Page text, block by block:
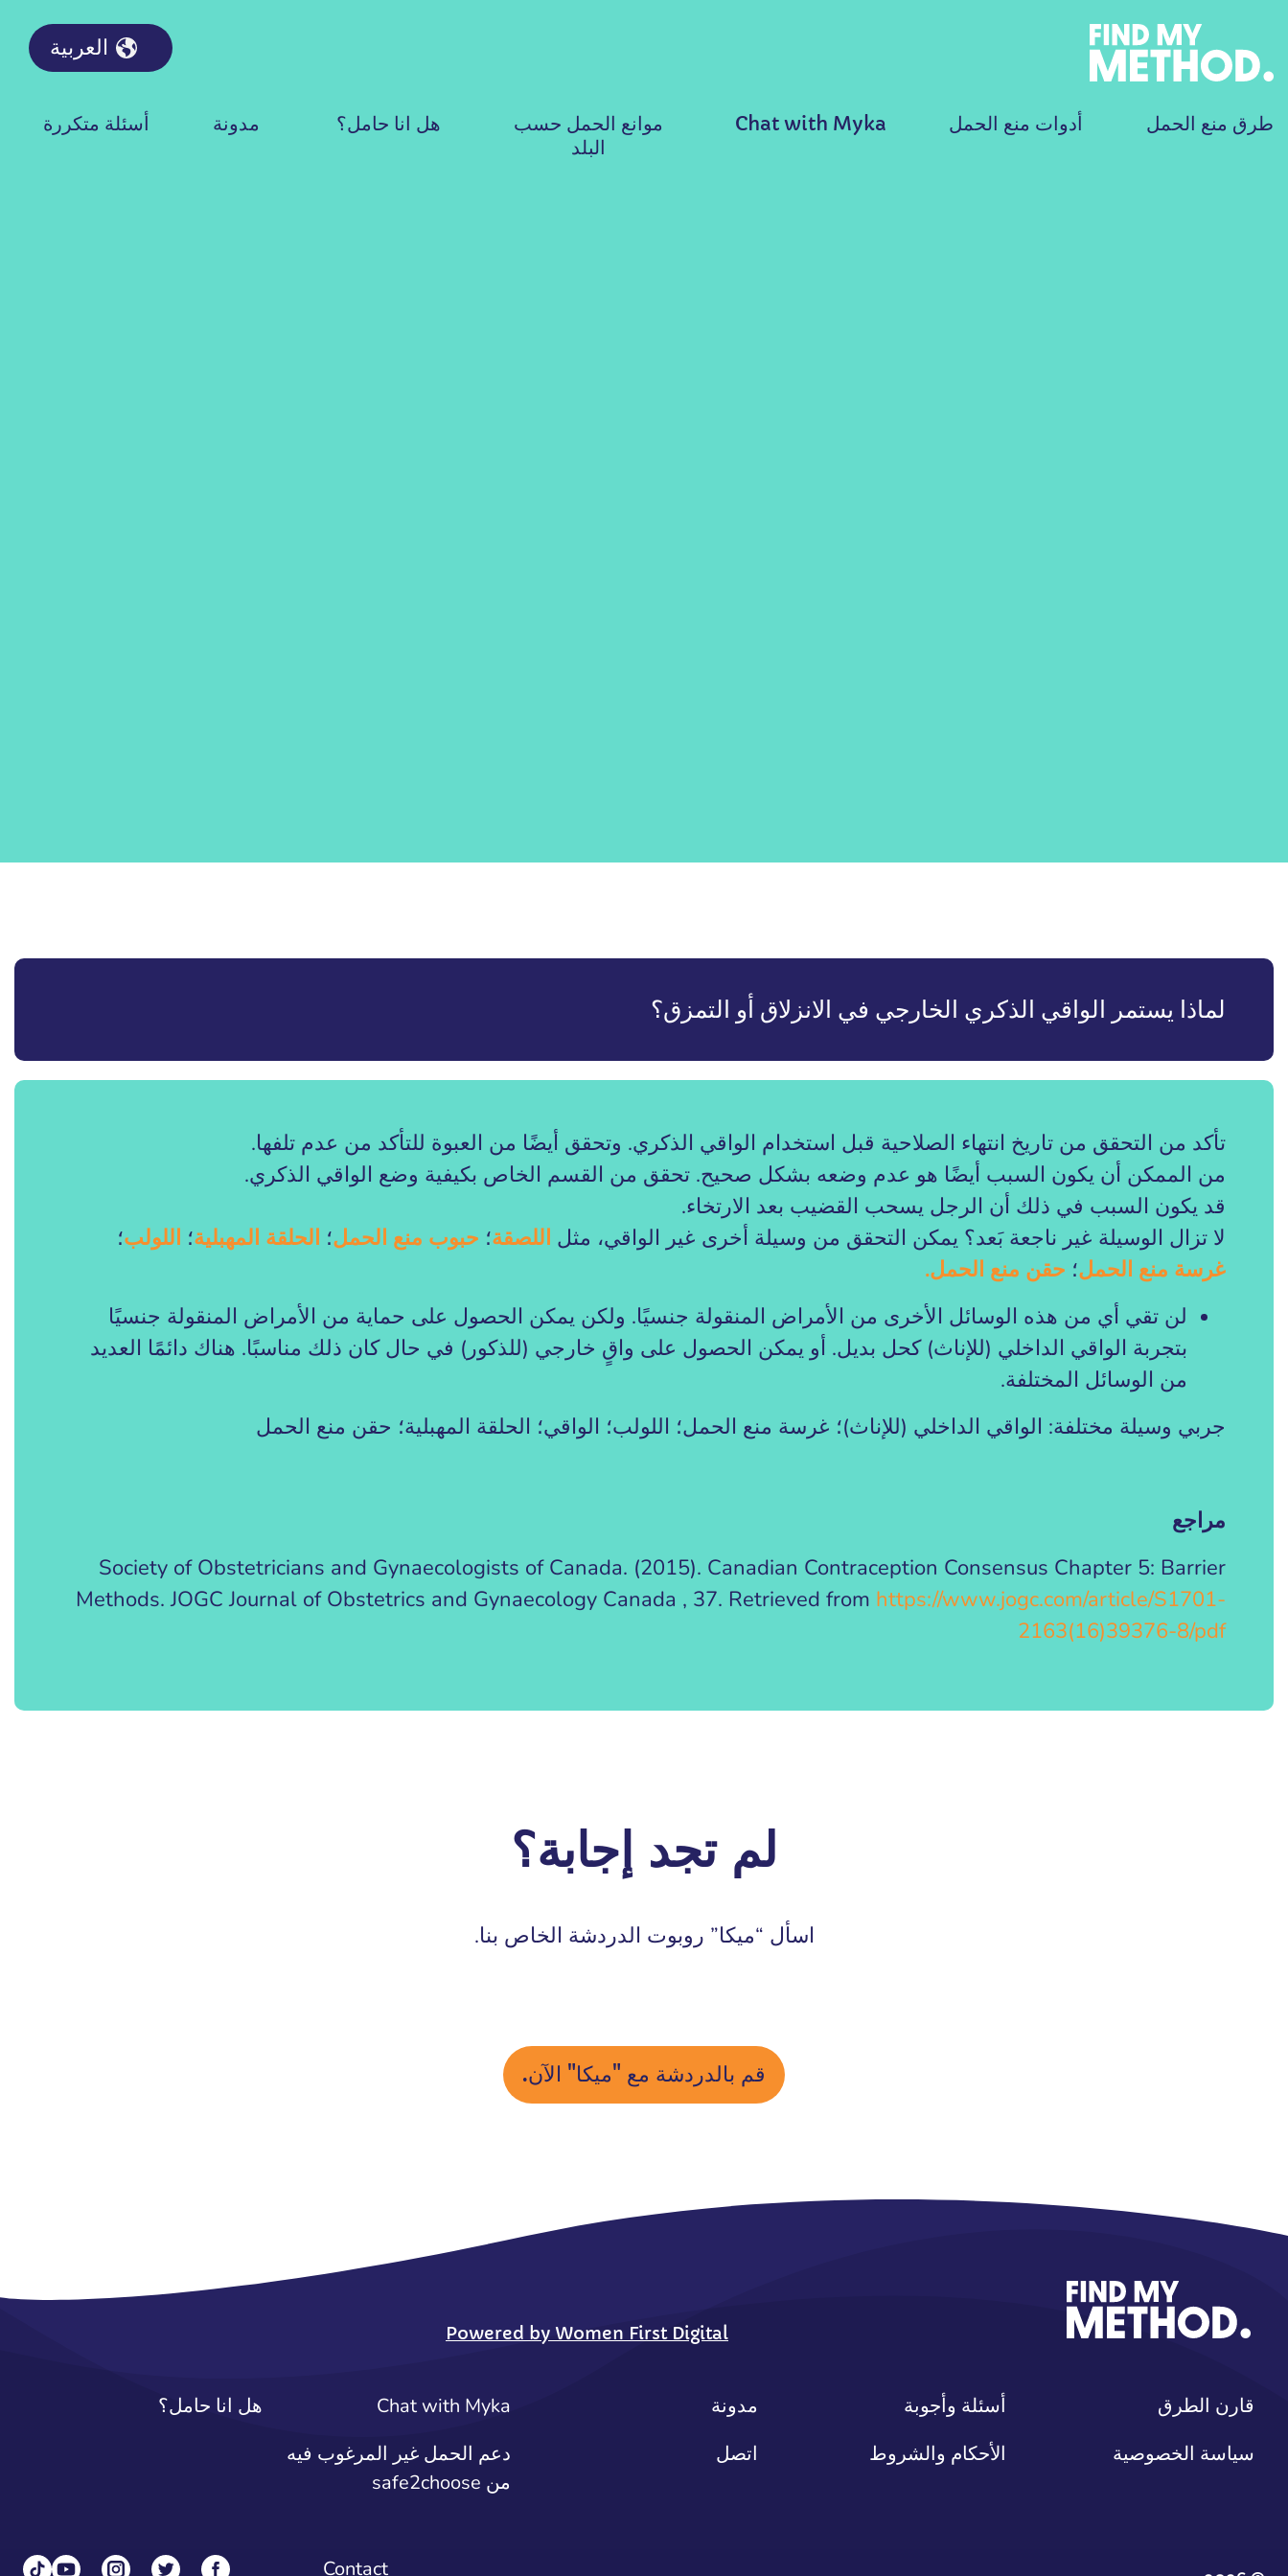
العربية
طرق منع الحمل أدوات منع الحمل Chat with Myka
موانع الحمل حسب
البلد
هل انا حامل؟ مدونة أسئلة متكررة
لماذا يستمر الواقي الذكري الخارجي في الانزلاق أو التمزق؟
تأكد من التحقق من تاريخ انتهاء الصلاحية قبل استخدام الواقي الذكري. وتحقق أيضًا من العبوة للتأكد من عدم تلفها.
من الممكن أن يكون السبب أيضًا هو عدم وضعه بشكل صحيح. تحقق من القسم الخاص بكيفية وضع الواقي الذكري.
قد يكون السبب في ذلك أن الرجل يسحب القضيب بعد الارتخاء.
لا تزال الوسيلة غير ناجعة بَعد؟ يمكن التحقق من وسيلة أخرى غير الواقي، مثل اللصقة؛ حبوب منع الحمل؛ الحلقة المهبلية؛ اللولب؛
غرسة منع الحمل؛ حقن منع الحمل.
لن تقي أي من هذه الوسائل الأخرى من الأمراض المنقولة جنسيًا. ولكن يمكن الحصول على حماية من الأمراض المنقولة جنسيًا
بتجربة الواقي الداخلي (للإناث) كحل بديل. أو يمكن الحصول على واقٍ خارجي (للذكور) في حال كان ذلك مناسبًا. هناك دائمًا العديد
من الوسائل المختلفة.
جربي وسيلة مختلفة: الواقي الداخلي (للإناث)؛ غرسة منع الحمل؛ اللولب؛ الواقي؛ الحلقة المهبلية؛ حقن منع الحمل
مراجع
Society of Obstetricians and Gynaecologists of Canada. (2015). Canadian Contraception Consensus Chapter 5: Barrier
Methods. JOGC Journal of Obstetrics and Gynaecology Canada , 37. Retrieved from https://www.jogc.com/article/S1701-
2163(16)39376-8/pdf
لم تجد إجابة؟
اسأل “ميكا” روبوت الدردشة الخاص بنا.
قم بالدردشة مع "ميكا" الآن.
Powered by Women First Digital
قارن الطرق أسئلة وأجوبة مدونة Chat with Myka
هل انا حامل؟
سياسة الخصوصية
الأحكام والشروط اتصل
دعم الحمل غير المرغوب فيه
من safe2choose
Contact